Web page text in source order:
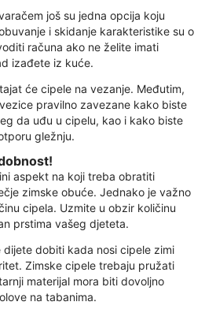
još su jedna opcija koju
i skidanje karakteristike su o
računa ako ne želite imati
izađete iz kuće.
će cipele na vezanje. Međutim,
pravilno zavezane kako biste
da uđu u cipelu, kao i kako biste
gležnju.
aspekt na koji treba obratiti
zimske obuće. Jednako je važno
cipela. Uzmite u obzir količinu
prstima vašeg djeteta.
dobiti kada nosi cipele zimi
Zimske cipele trebaju pružati
materijal mora biti dovoljno
na tabanima.